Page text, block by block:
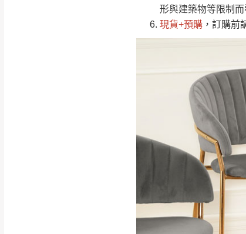
形與建築物等限制
現貨+預購 ，訂購前
桃園
台北
新北
基隆
下單前先詢
（洽詢方式
配送範圍：
苗栗至基隆
素，導致無
保護物流人
行支付。
因大型傢俱
會再與您通
由於百貨公
發票寄送：